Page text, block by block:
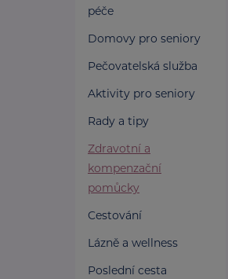
péče
Domovy pro seniory
Pečovatelská služba
Aktivity pro seniory
Rady a tipy
Zdravotní a
kompenzační
pomůcky
Cestování
Lázně a wellness
Poslední cesta